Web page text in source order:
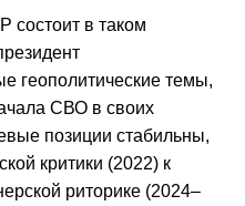
состоит в таком
геополитические темы,
СВО в своих
позиции стабильны,
критики (2022) к
риторике (2024–